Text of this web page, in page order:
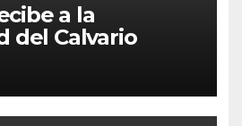
a la
del Calvario